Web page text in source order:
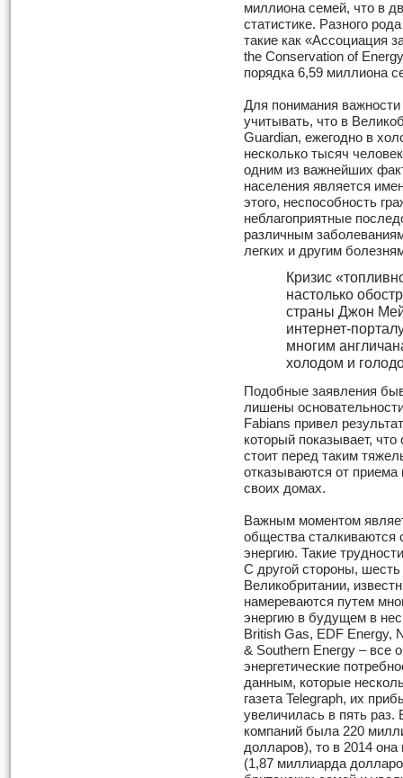
миллиона семей, что в
статистике. Разного
такие как «Ассоциация
the Conservation of
порядка 6,59 миллиона
Для понимания
учитывать, что в
Guardian, ежегодно в
несколько тысяч
одним из важнейших
населения является
этого, неспособность
неблагоприятные
различным
легких и другим
Кризис
настолько
страны Джон
интернет-
многим
холодом и
Подобные заявления
лишены
Fabians привел
который показывает,
стоит перед таким
отказываются от
своих домах.
Важным моментом
общества сталкиваются
энергию. Такие
С другой стороны,
Великобритании,
намереваются путем
энергию в будущем в
British Gas, EDF Energy,
& Southern Energy – все
энергетические
данным, которые
газета Telegraph, их
увеличилась в пять раз.
компаний была 220
долларов), то в 2014
(1,87 миллиарда